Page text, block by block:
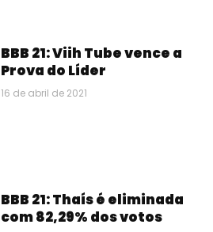
BBB 21: Viih Tube vence a
Prova do Líder
16 de abril de 2021
BBB 21: Thaís é eliminada
com 82,29% dos votos